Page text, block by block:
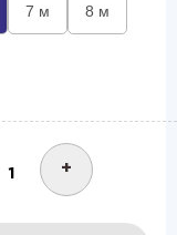
7 м 8 м
+